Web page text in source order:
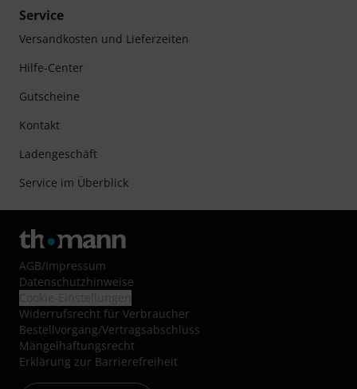
Service
Versandkosten und Lieferzeiten
Hilfe-Center
Gutscheine
Kontakt
Ladengeschäft
Service im Überblick
AGB/Impressum
Datenschutzhinweise
Widerrufsrecht für Verbraucher
Bestellvorgang/Vertragsabschluss
Mängelhaftungsrecht
Erklärung zur Barrierefreiheit